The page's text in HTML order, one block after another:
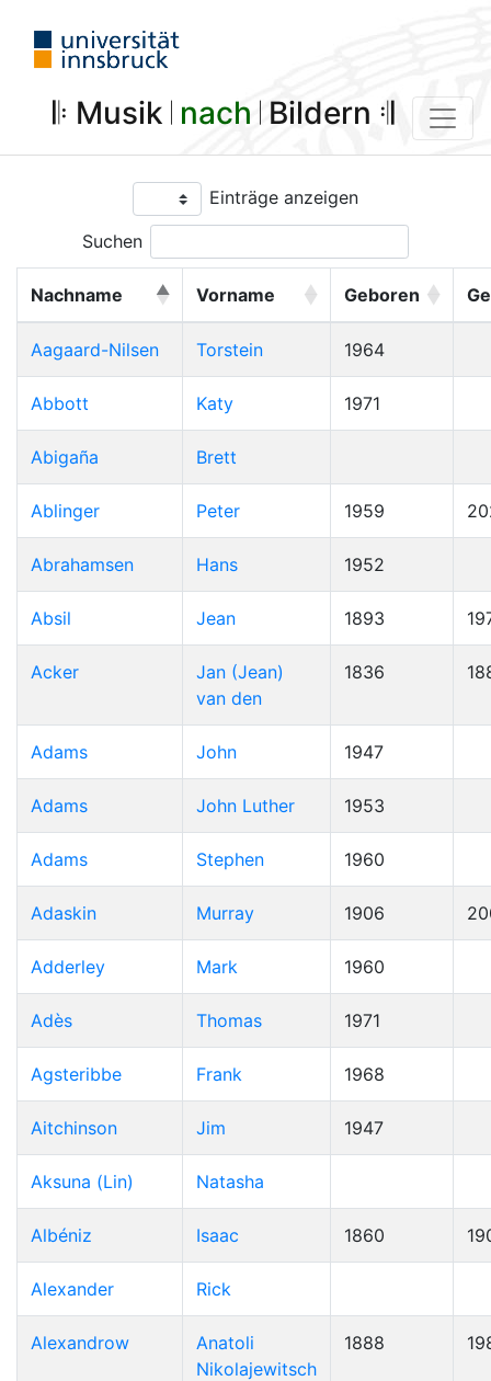
𝄆 Musik 𝄀 nach 𝄀 Bildern 𝄇
Einträge anzeigen
Suchen
Nachname Vorname Geboren
Aagaard-Nilsen Torstein 1964
Abbott Katy 1971
Abigaña Brett
Ablinger Peter 1959
Abrahamsen Hans 1952
Absil Jean 1893
Acker
Jan (Jean)
van den
1836
Adams John 1947
Adams John Luther 1953
Adams Stephen 1960
Adaskin Murray 1906
Adderley Mark 1960
Adès Thomas 1971
Agsteribbe Frank 1968
Aitchinson Jim 1947
Aksuna (Lin) Natasha
Albéniz Isaac 1860
Alexander Rick
Alexandrow
Anatoli
Nikolajewitsch
1888